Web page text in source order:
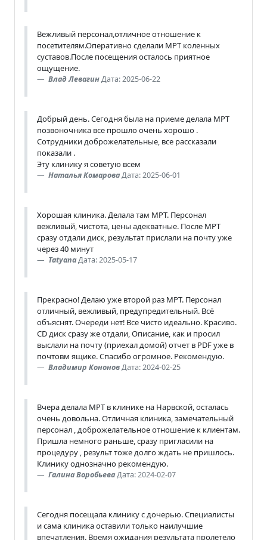
Вежливый персонал,отличное отношение к
посетителям.Оперативно сделали МРТ коленных
суставов.После посещения осталось приятное
ощущение.
Влад ЛевагинДата: 2025-06-22
Добрый день. Сегодня была на приеме делала МРТ
позвоночника все прошло очень хорошо .
Сотрудники доброжелательные, все рассказали
показали .
Эту клинику я советую всем
Наталья КомароваДата: 2025-06-01
Хорошая клиника. Делала там МРТ. Персонал
вежливый, чистота, цены адекватные. После МРТ
сразу отдали диск, результат прислали на почту уже
через 40 минут
TatyanaДата: 2025-05-17
Прекрасно! Делаю уже второй раз МРТ. Персонал
отличный, вежливый, предупредительный. Всё
объяснят. Очереди нет! Все чисто идеально. Красиво.
CD диск сразу же отдали, Описание, как и просил
выслали на почту (приехал домой) отчет в PDF уже в
почтовм ящике. Спасибо огромное. Рекомендую.
Владимир КононовДата: 2024-02-25
Вчера делала МРТ в клинике на Нарвской, осталась
очень довольна. Отличная клиника, замечательный
персонал , доброжелательное отношение к клиентам.
Пришла немного раньше, сразу пригласили на
процедуру , результ тоже долго ждать не пришлось.
Клинику однозначно рекомендую.
Галина ВоробьеваДата: 2024-02-07
Сегодня посещала клинику с дочерью. Специалисты
и сама клиника оставили только наилучшие
впечатления. Время ожидания результата пролетело